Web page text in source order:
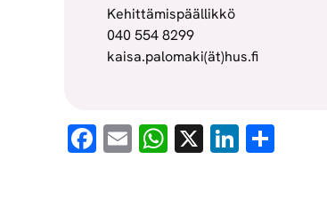
Kehittämispäällikkö
040 554 8299
kaisa.palomaki(ät)hus.fi
Facebook
EmailWhatsApp
X LinkedIn